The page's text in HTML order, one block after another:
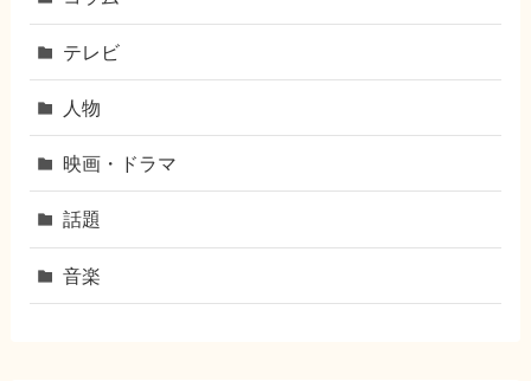
テレビ
人物
映画・ドラマ
話題
音楽